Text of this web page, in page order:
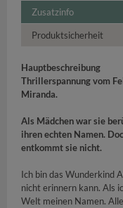
Zusatzinfo
Produktsicherheit
Hauptbeschreibung
Thrillerspannung vom
Miranda.
Als Mädchen war sie
ihren echten Namen.
entkommt sie nicht.
Ich bin das Wunderkind
nicht erinnern kann. Als
Welt meinen Namen.